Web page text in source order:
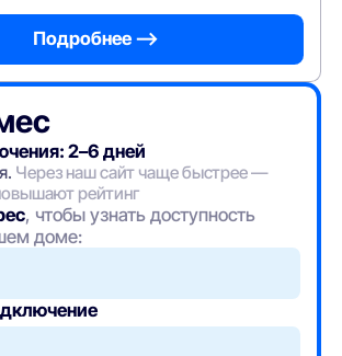
Подробнее —>
2–6 дней
Через наш сайт чаще быстрее —
рейтинг
, чтобы узнать доступность
доме: